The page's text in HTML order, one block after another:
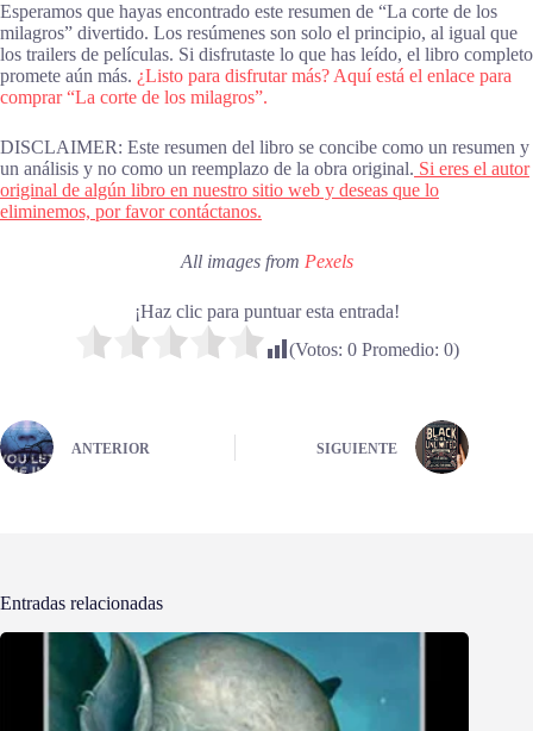
Esperamos que hayas encontrado este resumen de “La corte de los
milagros” divertido. Los resúmenes son solo el principio, al igual que
los trailers de películas. Si disfrutaste lo que has leído, el libro completo
promete aún más. ¿Listo para disfrutar más? Aquí está el enlace para
comprar “La corte de los milagros”.
DISCLAIMER: Este resumen del libro se concibe como un resumen y
un análisis y no como un reemplazo de la obra original. Si eres el autor
original de algún libro en nuestro sitio web y deseas que lo
eliminemos, por favor contáctanos.
All images from Pexels
¡Haz clic para puntuar esta entrada!
(Votos: 0Promedio: 0)
ANTERIOR SIGUIENTE
Entradas relacionadas